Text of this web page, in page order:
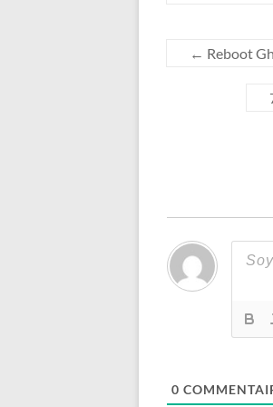
← Reboot
0